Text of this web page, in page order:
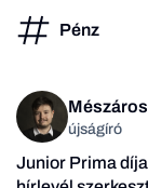
Pénz
újságíró
Junior Prima